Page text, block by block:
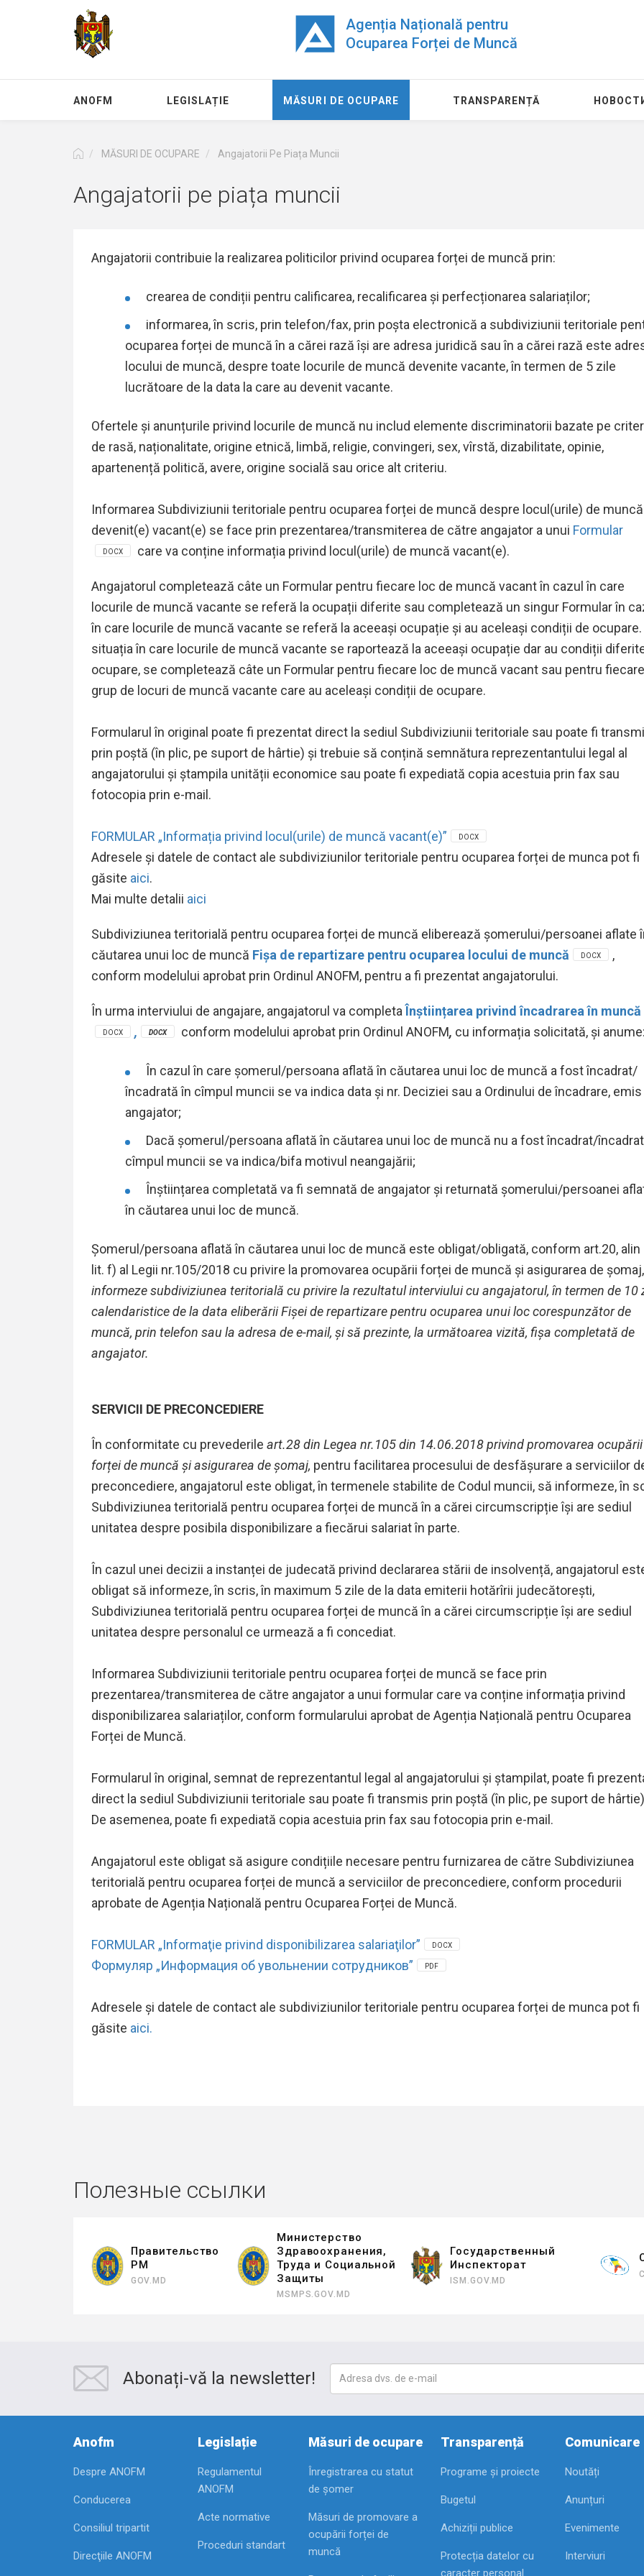
Agenția Națională pentru
Ocuparea Forței de Muncă
ANOFM LEGISLAȚIE MĂSURI DE OCUPARE TRANSPARENȚĂ
MĂSURI DE OCUPARE Angajatorii Pe Piața Muncii
Angajatorii pe piața muncii
Angajatorii contribuie la realizarea politicilor privind ocuparea forței de muncă prin:
crearea de condiții pentru calificarea, recalificarea şi perfecționarea salariaților;
informarea, în scris, prin telefon/fax, prin poşta electronică a subdiviziunii teritoriale
ocuparea forței de muncă în a cărei rază îşi are adresa juridică sau în a cărei rază este
locului de muncă, despre toate locurile de muncă devenite vacante, în termen de 5 zile
lucrătoare de la data la care au devenit vacante.
Ofertele și anunțurile privind locurile de muncă nu includ elemente discriminatorii bazate pe
de rasă, naționalitate, origine etnică, limbă, religie, convingeri, sex, vîrstă, dizabilitate, opinie,
apartenență politică, avere, origine socială sau orice alt criteriu.
Informarea Subdiviziunii teritoriale pentru ocuparea forței de muncă despre locul(urile) de muncă
devenit(e) vacant(e) se face prin prezentarea/transmiterea de către angajator a unui Formular
DOCX care va conține informația privind locul(urile) de muncă vacant(e).
Angajatorul completează câte un Formular pentru fiecare loc de muncă vacant în cazul în care
locurile de muncă vacante se referă la ocupații diferite sau completează un singur Formular în
în care locurile de muncă vacante se referă la aceeași ocupație și au aceleași condiții de
situația în care locurile de muncă vacante se raportează la aceeași ocupație dar au condiții
ocupare, se completează câte un Formular pentru fiecare loc de muncă vacant sau pentru fiecare
grup de locuri de muncă vacante care au aceleași condiții de ocupare.
Formularul în original poate fi prezentat direct la sediul Subdiviziunii teritoriale sau poate fi
prin poștă (în plic, pe suport de hârtie) și trebuie să conțină semnătura reprezentantului legal al
angajatorului și ștampila unității economice sau poate fi expediată copia acestuia prin fax sau
fotocopia prin e-mail.
FORMULAR „Informația privind locul(urile) de muncă vacant(e)” DOCX
Adresele și datele de contact ale subdiviziunilor teritoriale pentru ocuparea forței de munca pot fi
găsite aici.
Mai multe detalii aici
Subdiviziunea teritorială pentru ocuparea forței de muncă eliberează șomerului/persoanei aflate
căutarea unui loc de muncă Fișa de repartizare pentru ocuparea locului de muncă DOCX
,
conform modelului aprobat prin Ordinul ANOFM, pentru a fi prezentat angajatorului.
În urma interviului de angajare, angajatorul va completa Înștiințarea privind încadrarea în muncă
DOCX , DOCX conform modelului aprobat prin Ordinul ANOFM, cu informația solicitată, și
În cazul în care șomerul/persoana aflată în căutarea unui loc de muncă a fost încadrat/
încadrată în cîmpul muncii se va indica data și nr. Deciziei sau a Ordinului de încadrare,
angajator;
Dacă șomerul/persoana aflată în căutarea unui loc de muncă nu a fost încadrat/
cîmpul muncii se va indica/bifa motivul neangajării;
Înștiințarea completată va fi semnată de angajator și returnată şomerului/persoanei
în căutarea unui loc de muncă.
Șomerul/persoana aflată în căutarea unui loc de muncă este obligat/obligată, conform art.20, alin
lit. f) al Legii nr.105/2018 cu privire la promovarea ocupării forței de muncă și asigurarea de
informeze subdiviziunea teritorială cu privire la rezultatul interviului cu angajatorul, în termen de 10
calendaristice de la data eliberării Fișei de repartizare pentru ocuparea unui loc corespunzător de
muncă, prin telefon sau la adresa de e-mail, și să prezinte, la următoarea vizită, fișa completată de
angajator.
SERVICII DE PRECONCEDIERE
În conformitate cu prevederile art.28 din Legea nr.105 din 14.06.2018 privind promovarea ocupării
forței de muncă și asigurarea de șomaj, pentru facilitarea procesului de desfășurare a serviciilor
preconcediere, angajatorul este obligat, în termenele stabilite de Codul muncii, să informeze, în
Subdiviziunea teritorială pentru ocuparea forței de muncă în a cărei circumscripție își are sediul
unitatea despre posibila disponibilizare a fiecărui salariat în parte.
În cazul unei decizii a instanței de judecată privind declararea stării de insolvență, angajatorul
obligat să informeze, în scris, în maximum 5 zile de la data emiterii hotărîrii judecătorești,
Subdiviziunea teritorială pentru ocuparea forței de muncă în a cărei circumscripție își are sediul
unitatea despre personalul ce urmează a fi concediat.
Informarea Subdiviziunii teritoriale pentru ocuparea forței de muncă se face prin
prezentarea/transmiterea de către angajator a unui formular care va conține informația privind
disponibilizarea salariaților, conform formularului aprobat de Agenția Națională pentru Ocuparea
Forței de Muncă.
Formularul în original, semnat de reprezentantul legal al angajatorului și ștampilat, poate fi
direct la sediul Subdiviziunii teritoriale sau poate fi transmis prin poștă (în plic, pe suport de
De asemenea, poate fi expediată copia acestuia prin fax sau fotocopia prin e-mail.
Angajatorul este obligat să asigure condițiile necesare pentru furnizarea de către Subdiviziunea
teritorială pentru ocuparea forței de muncă a serviciilor de preconcediere, conform procedurii
aprobate de Agenția Națională pentru Ocuparea Forței de Muncă.
FORMULAR „Informaţie privind disponibilizarea salariaţilor” DOCX
Формуляр „Информация об увольнении сотрудников” PDF
Adresele și datele de contact ale subdiviziunilor teritoriale pentru ocuparea forței de munca pot fi
găsite aici.
Piața muncii: Locuri
vacante la 24.07.2026
Agenția
Ocuparea
Muncă
pentru
Полезные ссылки
Правительство
РМ
GOV.MD
Министерство
Здравоохранения,
Труда и Социальной
Защиты
MSMPS.GOV.MD
Государственный
Инспекторат
ISM.GOV.MD
Abonați-vă la newsletter!
Anofm
Despre ANOFM
Conducerea
Consiliul tripartit
Direcţiile ANOFM
Legislație
Regulamentul
ANOFM
Acte normative
Proceduri standart
Măsuri de ocupare
Înregistrarea cu statut
de șomer
Măsuri de promovare a
ocupării forței de
muncă
Transparență
Programe și proiecte
Bugetul
Achiziții publice
Protecția datelor cu
caracter personal
Comunicare
Noutăți
Anunțuri
Evenimente
Interviuri